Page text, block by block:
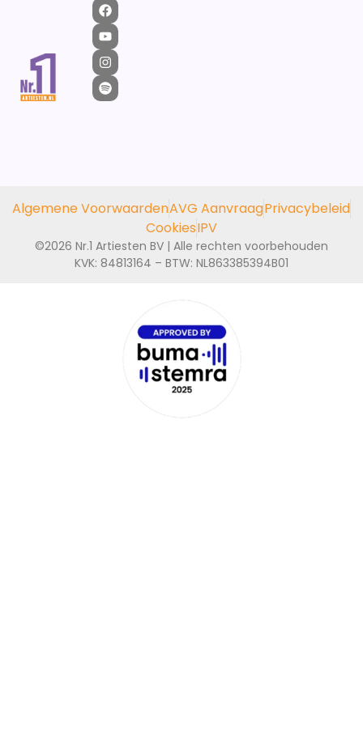
Algemene VoorwaardenAVG AanvraagPrivacybeleid
CookiesIPV
©2026 Nr.1 Artiesten BV | Alle rechten voorbehouden
KVK: 84813164 – BTW: NL863385394B01